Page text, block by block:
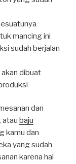
mancing ini
sudah berjalan
dibuat
dan
atau baju
kamu dan
yang sudah
karena hal